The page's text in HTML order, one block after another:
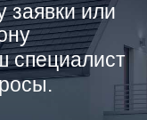
заявки или
специалист